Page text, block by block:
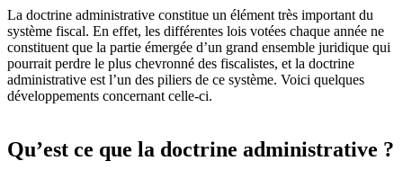
La doctrine administrative constitue un élément très important du
système fiscal. En effet, les différentes lois votées chaque année ne
constituent que la partie émergée d’un grand ensemble juridique qui
pourrait perdre le plus chevronné des fiscalistes, et la doctrine
administrative est l’un des piliers de ce système. Voici quelques
développements concernant celle-ci.
Qu’est ce que la doctrine administrative ?